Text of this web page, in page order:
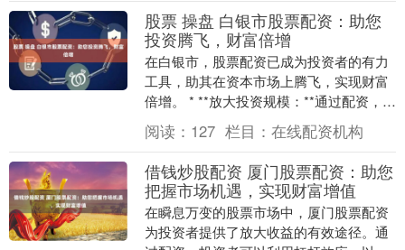
股票 操盘 白银市股票配资：助您
投资腾飞，财富倍增
在白银市，股票配资已成为投资者的有力
工具，助其在资本市场上腾飞，实现财富
倍增。 * **放大投资规模：**通过配资，投
资者可以放大投资规模，从而获得更高的
潜在收....
阅读： 127 栏目： 在线配资机构
借钱炒股配资 厦门股票配资：助您
把握市场机遇，实现财富增值
在瞬息万变的股票市场中，厦门股票配资
为投资者提供了放大收益的有效途径。通